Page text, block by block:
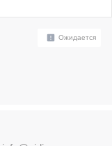
Ожидается